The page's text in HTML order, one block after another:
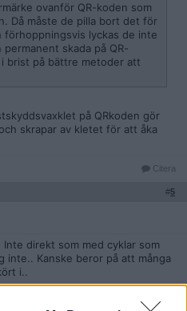
ovanför QR-koden som
Då måste de pilla bort det för
lyckas de inte
skada på QR-
brist på bättre metoder att
på QRkoden gör
skrapar av kletet för att åka
Citera
#5
direkt som med cyklar som
inte.. Kanske beror på att många
i..